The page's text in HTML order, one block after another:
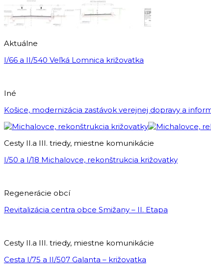
Aktuálne
I/66 a II/540 Veľká Lomnica križovatka
Iné
Košice, modernizácia zastávok verejnej dopravy a
Cesty II.a III. triedy, miestne komunikácie
I/50 a I/18 Michalovce, rekonštrukcia križovatky
Regenerácie obcí
Revitalizácia centra obce Smižany – II. Etapa
Cesty II.a III. triedy, miestne komunikácie
Cesta I/75 a II/507 Galanta – križovatka